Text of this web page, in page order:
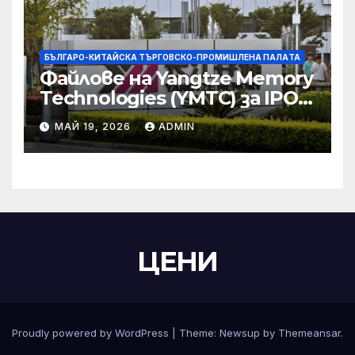
БЪЛГАРО-КИТАЙСКА ТЪРГОВСКО-ПРОМИШЛЕНА ПАЛAТА
Файлове на Yangtze Memory
Technologies (YMTC) за IPO
на STAR Market
МАЙ 19, 2026 ADMIN
ЦЕНИ
Proudly powered by WordPress Theme: Newsup by Themeansar.